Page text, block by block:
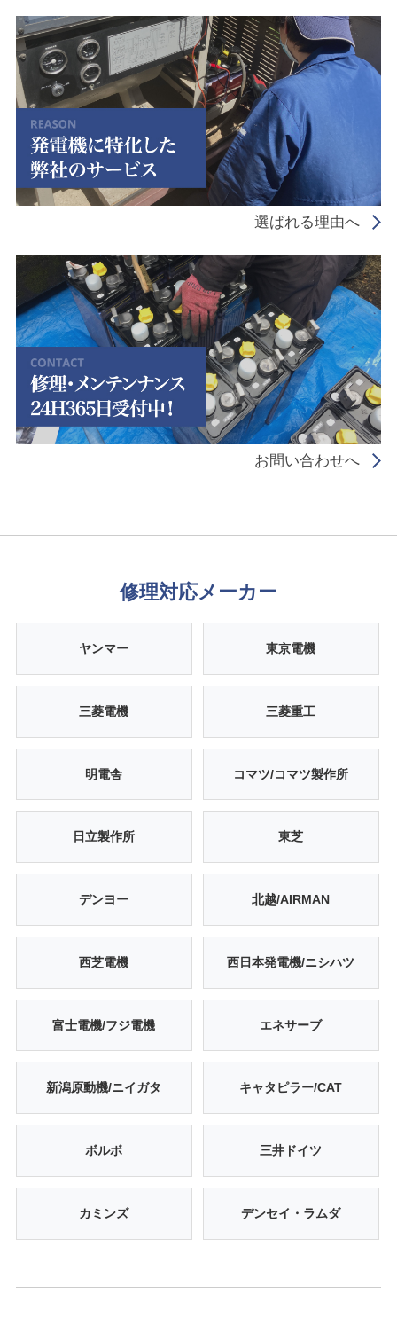
選ばれる理由へ
お問い合わせへ
修理対応メーカー
ヤンマー 東京電機
三菱電機 三菱重工
明電舎 コマツ/コマツ製作所
日立製作所 東芝
デンヨー 北越/AIRMAN
西芝電機 西日本発電機/ニシハツ
富士電機/フジ電機 エネサーブ
新潟原動機/ニイガタ キャタピラー/CAT
ボルボ 三井ドイツ
カミンズ デンセイ・ラムダ